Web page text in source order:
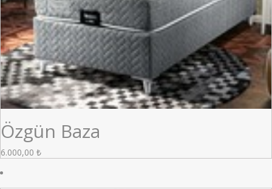
Özgün Baza
6.000,00 ₺